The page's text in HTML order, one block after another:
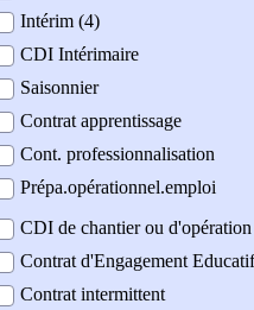
Intérim (4)
CDI Intérimaire
Saisonnier
Contrat apprentissage
Cont. professionnalisation
Prépa.opérationnel.emploi
CDI de chantier ou d'opération
Contrat d'Engagement Educatif
Contrat intermittent